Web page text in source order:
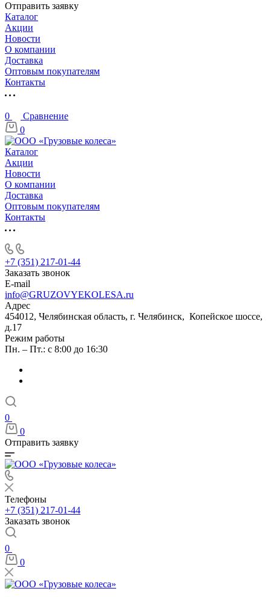
Отправить заявку
Каталог
Акции
Новости
О компании
Доставка
Оптовым покупателям
Контакты
0
Сравнение
0
Каталог
Акции
Новости
О компании
Доставка
Оптовым покупателям
Контакты
+7 (351) 217-01-44
Заказать звонок
E-mail
info@GRUZOVYEKOLESA.ru
Адрес
454012, Челябинская область, г. Челябинск, Копейское шоссе,
д.17
Режим работы
Пн. – Пт.: с 8:00 до 16:30
0
0
Отправить заявку
Телефоны
+7 (351) 217-01-44
Заказать звонок
0
0